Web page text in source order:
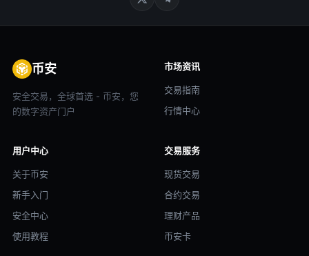
币安
安全交易，全球首选 - 币安，您
的数字资产门户
市场资讯
交易指南
行情中心
用户中心
关于币安
新手入门
安全中心
使用教程
交易服务
现货交易
合约交易
理财产品
币安卡